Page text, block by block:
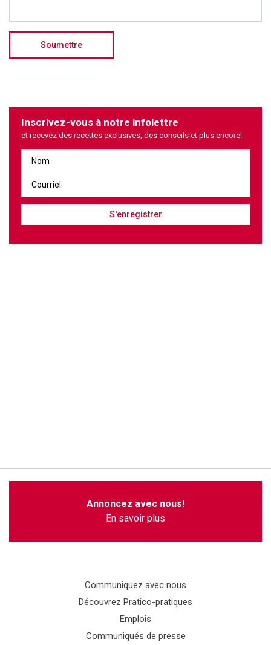
Inscrivez-vous à notre infolettre
et recevez des recettes exclusives, des conseils et plus encore!
Annoncez avec nous!
En savoir plus
Communiquez avec nous
Découvrez Pratico-pratiques
Emplois
Communiqués de presse